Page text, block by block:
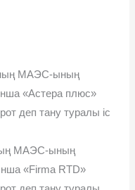
МАЭС-ының
«Астера плюc»
деп тану туралы іс
МАЭС-ының
«Firma RTD»